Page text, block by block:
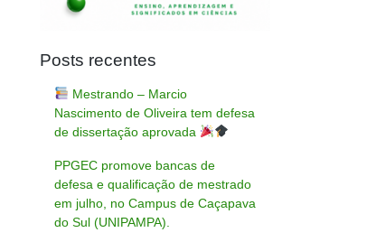
Posts recentes
Mestrando – Marcio
Nascimento de Oliveira tem defesa
de dissertação aprovada
PPGEC promove bancas de
defesa e qualificação de mestrado
em julho, no Campus de Caçapava
do Sul (UNIPAMPA).